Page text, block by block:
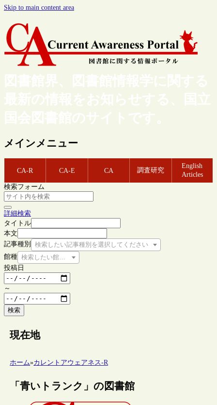
Skip to main content area
図書館界、図書館情報学に関する
最新の情報をお知らせする、国立
国会図書館のサイトです。
メインメニュー
CA-R CA-E CA 調査研究
English
Articles
検索フォーム
詳細検索
タイトル
本文
記事種別
検索したい記事種別を選択してください
館種 検索したい館種を選択してください
投稿日
～
検索
現在地
ホーム»カレントアウェアネス-R
「青いトランク」の図書館